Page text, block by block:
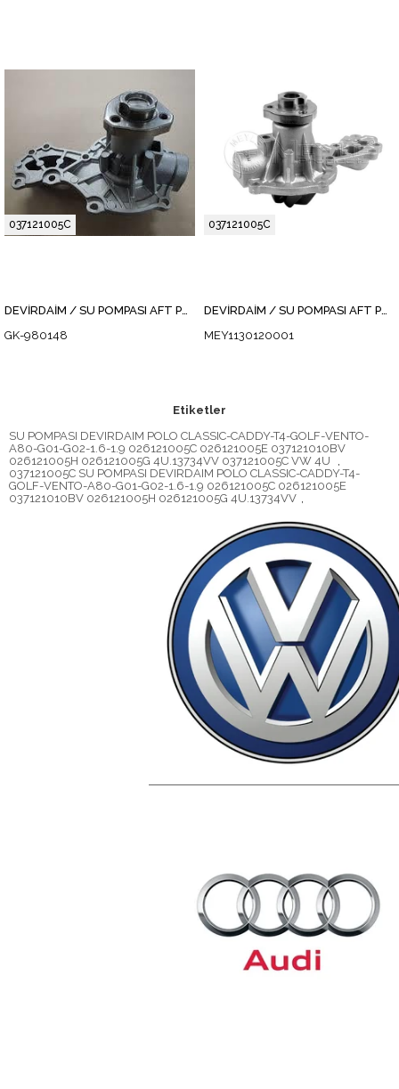
DEVİRDAİM / SU POMPASI AFT POLO CLASSİC 1.6
GK-980148
037121005C
DEVİRDAİM / SU POMPASI AFT POLO CLASSİC 1.6
MEY1130120001
037121005C
Etiketler
SU POMPASI DEVIRDAIM POLO CLASSIC-CADDY-T4-GOLF-VENTO-
A80-G01-G02-1.6-1.9 026121005C 026121005E 037121010BV
026121005H 026121005G 4U.13734VV 037121005C VW 4U
,
037121005C SU POMPASI DEVIRDAIM POLO CLASSIC-CADDY-T4-
GOLF-VENTO-A80-G01-G02-1.6-1.9 026121005C 026121005E
037121010BV 026121005H 026121005G 4U.13734VV ,